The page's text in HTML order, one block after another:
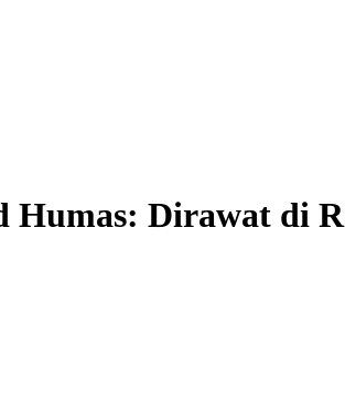
Humas: Dirawat di